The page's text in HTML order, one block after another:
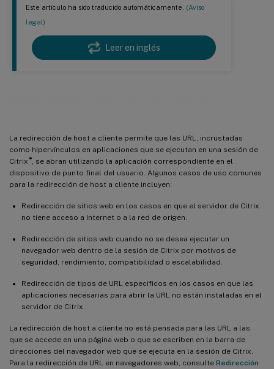
Este artículo ha sido traducido automáticamente. (Aviso
legal)
Leer en inglés
La redirección de host a cliente permite que las URL, incrustadas
como hipervínculos en aplicaciones que se ejecutan en una sesión de
Citrix ®, se abran utilizando la aplicación correspondiente en el
dispositivo de punto final del usuario. Algunos casos de uso comunes
para la redirección de host a cliente incluyen:
Redirección de sitios web en los casos en que el servidor de Citrix
no tiene acceso a Internet o a la red de origen.
Redirección de sitios web cuando no se desea ejecutar un
navegador web dentro de la sesión de Citrix por motivos de
seguridad, rendimiento, compatibilidad o escalabilidad.
Redirección de tipos de URL específicos en los casos en que las
aplicaciones necesarias para abrir la URL no están instaladas en el
servidor de Citrix.
La redirección de host a cliente no está pensada para las URL a las
que se accede en una página web o que se escriben en la barra de
direcciones del navegador web que se ejecuta en la sesión de Citrix.
Para la redirección de URL en navegadores web, consulte Redirección